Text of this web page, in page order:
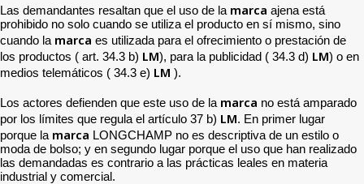
Las demandantes resaltan que el uso de la marca ajena está
prohibido no solo cuando se utiliza el producto en sí mismo, sino
cuando la marca es utilizada para el ofrecimiento o prestación de
los productos ( art. 34.3 b) LM), para la publicidad ( 34.3 d) LM) o en
medios telemáticos ( 34.3 e) LM ).
Los actores defienden que este uso de la marca no está amparado
por los límites que regula el artículo 37 b) LM. En primer lugar
porque la marca LONGCHAMP no es descriptiva de un estilo o
moda de bolso; y en segundo lugar porque el uso que han realizado
las demandadas es contrario a las prácticas leales en materia
industrial y comercial.